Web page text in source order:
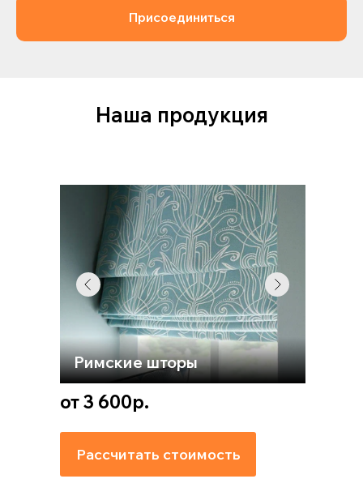
Присоединиться
Наша продукция
Рассчитать стоимость
от 3 600р.
Римские шторы